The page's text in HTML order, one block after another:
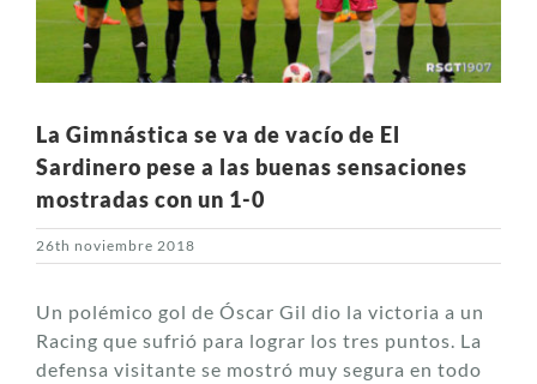
La Gimnástica se va de vacío de El
Sardinero pese a las buenas sensaciones
mostradas con un 1-0
26th noviembre 2018
Un polémico gol de Óscar Gil dio la victoria a un
Racing que sufrió para lograr los tres puntos. La
defensa visitante se mostró muy segura en todo